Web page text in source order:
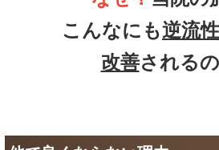
こんなにも逆流
改善される